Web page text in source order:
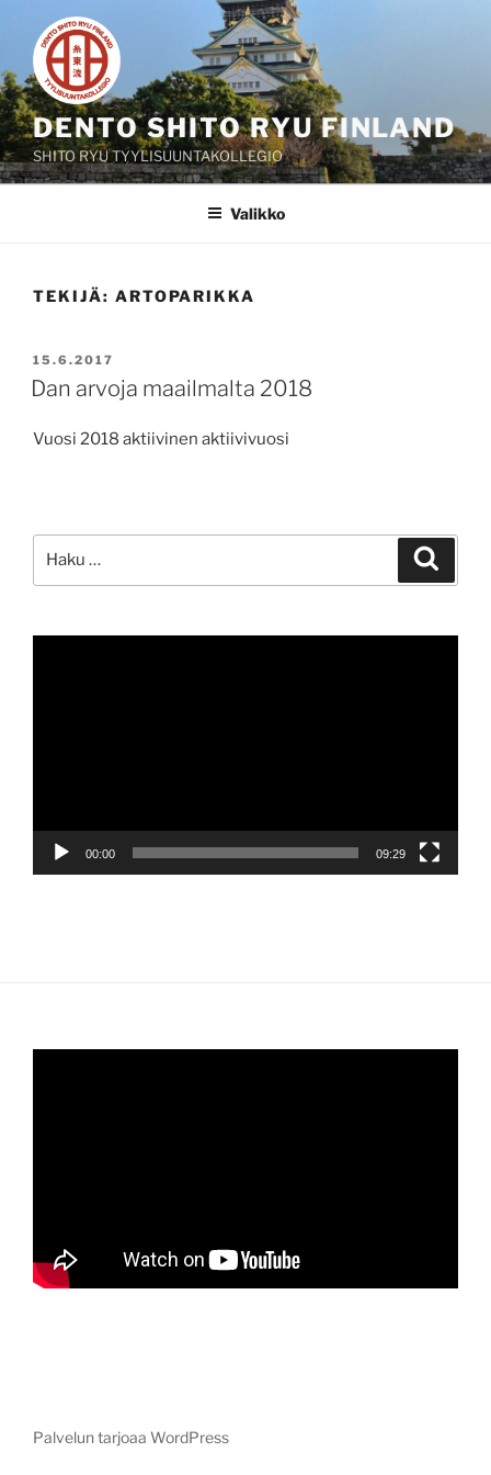
sisältöön
DENTO SHITO RYU FINLAND
SHITO RYU TYYLISUUNTAKOLLEGIO
Valikko
TEKIJÄ: ARTOPARIKKA
JULKAISTU
15.6.2017
Dan arvoja maailmalta 2018
Vuosi 2018 aktiivinen aktiivivuosi
00:00 09:29
Palvelun tarjoaa WordPress